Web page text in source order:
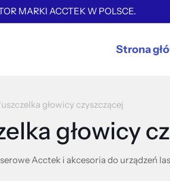
MARKI ACCTEK W POLSCE.
Strona
uszczelka głowicy czyszczącej
głowicy
Acctek i akcesoria do urządzeń